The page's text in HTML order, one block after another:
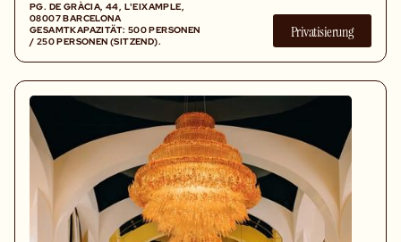
PG. DE GRÀCIA, 44, L'EIXAMPLE,
08007 BARCELONA
GESAMTKAPAZITÄT: 500 PERSONEN
/ 250 PERSONEN (SITZEND).
Privatisierung